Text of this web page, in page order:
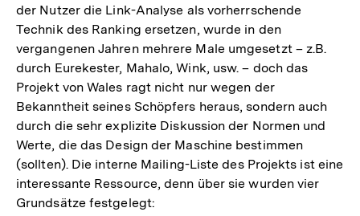
der Nutzer die Link-Analyse als vorherrschende
Technik des Ranking ersetzen, wurde in den
vergangenen Jahren mehrere Male umgesetzt – z.B.
durch Eurekester, Mahalo, Wink, usw. – doch das
Projekt von Wales ragt nicht nur wegen der
Bekanntheit seines Schöpfers heraus, sondern auch
durch die sehr explizite Diskussion der Normen und
Werte, die das Design der Maschine bestimmen
(sollten). Die interne Mailing-Liste des Projekts ist eine
interessante Ressource, denn über sie wurden vier
Grundsätze festgelegt: